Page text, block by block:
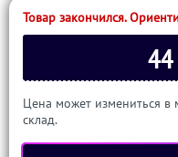
Товар закончился.
Цена может измениться в
склад.